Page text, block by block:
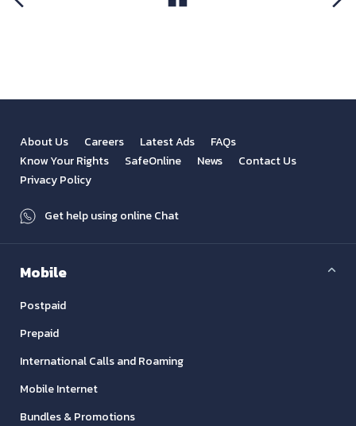
About Us Careers Latest Ads
FAQs
Know Your Rights
SafeOnline News
Contact Us
Privacy Policy
Get help using online Chat
Mobile
Postpaid
Prepaid
International Calls and Roaming
Mobile Internet
Bundles & Promotions